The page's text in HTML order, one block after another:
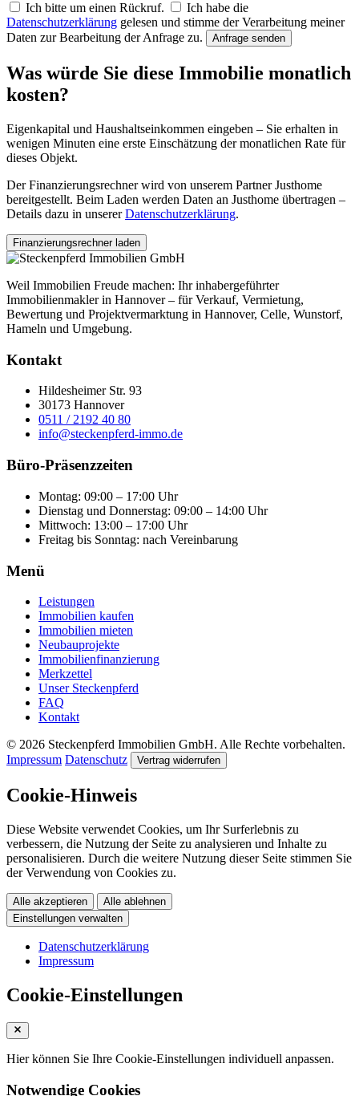
Ich bitte um einen Rückruf.
Ich habe die
Datenschutzerklärung gelesen und stimme der Verarbeitung meiner
Daten zur Bearbeitung der Anfrage zu.
Anfrage senden
Was würde Sie diese Immobilie monatlich
kosten?
Eigenkapital und Haushaltseinkommen eingeben – Sie erhalten in
wenigen Minuten eine erste Einschätzung der monatlichen Rate für
dieses Objekt.
Der Finanzierungsrechner wird von unserem Partner Justhome
bereitgestellt. Beim Laden werden Daten an Justhome übertragen –
Details dazu in unsererDatenschutzerklärung.
Finanzierungsrechner laden
Weil Immobilien Freude machen: Ihr inhabergeführter
Immobilienmakler in Hannover – für Verkauf, Vermietung,
Bewertung und Projektvermarktung in Hannover, Celle, Wunstorf,
Hameln und Umgebung.
Kontakt
Hildesheimer Str. 93
30173 Hannover
0511 / 2192 40 80
info@steckenpferd-immo.de
Büro-Präsenzzeiten
Montag: 09:00 – 17:00 Uhr
Dienstag und Donnerstag: 09:00 – 14:00 Uhr
Mittwoch: 13:00 – 17:00 Uhr
Freitag bis Sonntag: nach Vereinbarung
Menü
Leistungen
Immobilien kaufen
Immobilien mieten
Neubauprojekte
Immobilienfinanzierung
Merkzettel
Unser Steckenpferd
FAQ
Kontakt
© 2026 Steckenpferd Immobilien GmbH. Alle Rechte vorbehalten.
Impressum Datenschutz Vertrag widerrufen
Cookie-Hinweis
Diese Website verwendet Cookies, um Ihr Surferlebnis zu
verbessern, die Nutzung der Seite zu analysieren und Inhalte zu
personalisieren. Durch die weitere Nutzung dieser Seite stimmen Sie
der Verwendung von Cookies zu.
Alle akzeptieren
Alle ablehnen
Einstellungen verwalten
Datenschutzerklärung
Impressum
Cookie-Einstellungen
Hier können Sie Ihre Cookie-Einstellungen individuell anpassen.
Notwendige Cookies